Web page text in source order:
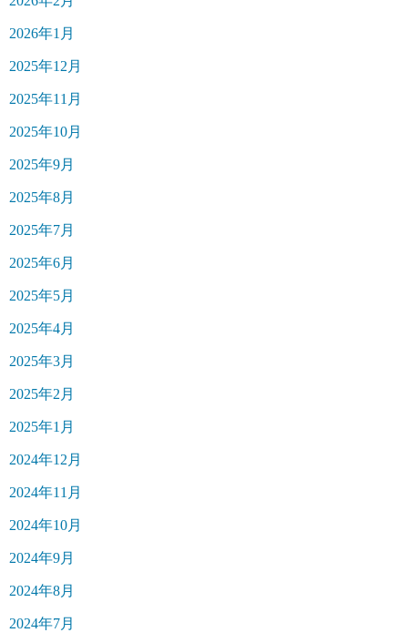
2026年1月
2025年12月
2025年11月
2025年10月
2025年9月
2025年8月
2025年7月
2025年6月
2025年5月
2025年4月
2025年3月
2025年2月
2025年1月
2024年12月
2024年11月
2024年10月
2024年9月
2024年8月
2024年7月